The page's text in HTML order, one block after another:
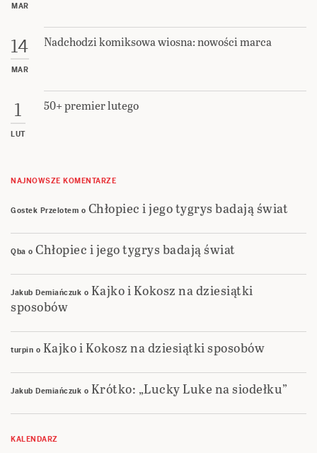
MAR
14
MAR
Nadchodzi komiksowa wiosna: nowości marca
1
LUT
50+ premier lutego
NAJNOWSZE KOMENTARZE
Gostek Przelotem o Chłopiec i jego tygrys badają świat
Qba o Chłopiec i jego tygrys badają świat
Jakub Demiańczuk o Kajko i Kokosz na dziesiątki
sposobów
turpin o Kajko i Kokosz na dziesiątki sposobów
Jakub Demiańczuk o Krótko: „Lucky Luke na siodełku”
KALENDARZ